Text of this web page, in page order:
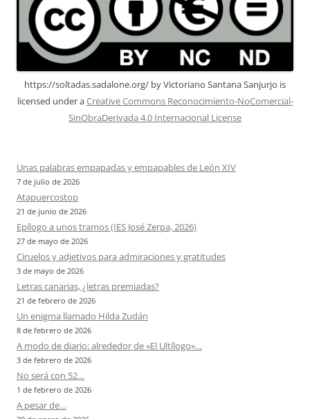
https://soltadas.sadalone.org/ byVictoriano Santana Sanjurjo is
licensed under aCreative Commons Reconocimiento-NoComercial-
SinObraDerivada 4.0 Internacional License
Unas palabras empapadas y empapables de León XIV
7 de julio de 2026
Atapuercostop
21 de junio de 2026
Epílogo a unos tramos (IES José Zerpa, 2026)
27 de mayo de 2026
Ciruelos y adjetivos para admiraciones y gratitudes
3 de mayo de 2026
Letras canarias, ¿letras premiadas?
21 de febrero de 2026
Un enigma llamado Hilda Zudán
8 de febrero de 2026
A modo de diario: alrededor de «El Ultílogo»…
3 de febrero de 2026
No será con 52…
1 de febrero de 2026
A pesar de…